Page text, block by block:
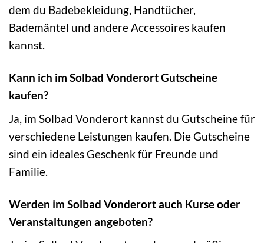
dem du Badebekleidung, Handtücher,
Bademäntel und andere Accessoires kaufen
kannst.
Kann ich im Solbad Vonderort Gutscheine
kaufen?
Ja, im Solbad Vonderort kannst du Gutscheine für
verschiedene Leistungen kaufen. Die Gutscheine
sind ein ideales Geschenk für Freunde und
Familie.
Werden im Solbad Vonderort auch Kurse oder
Veranstaltungen angeboten?